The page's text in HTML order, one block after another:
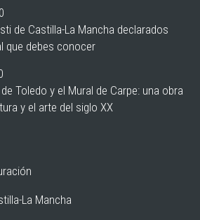
de Castilla-La Mancha declarados
que debes conocer
Toledo y el Mural de Carpe: una obra
y el arte del siglo XX
La Mancha